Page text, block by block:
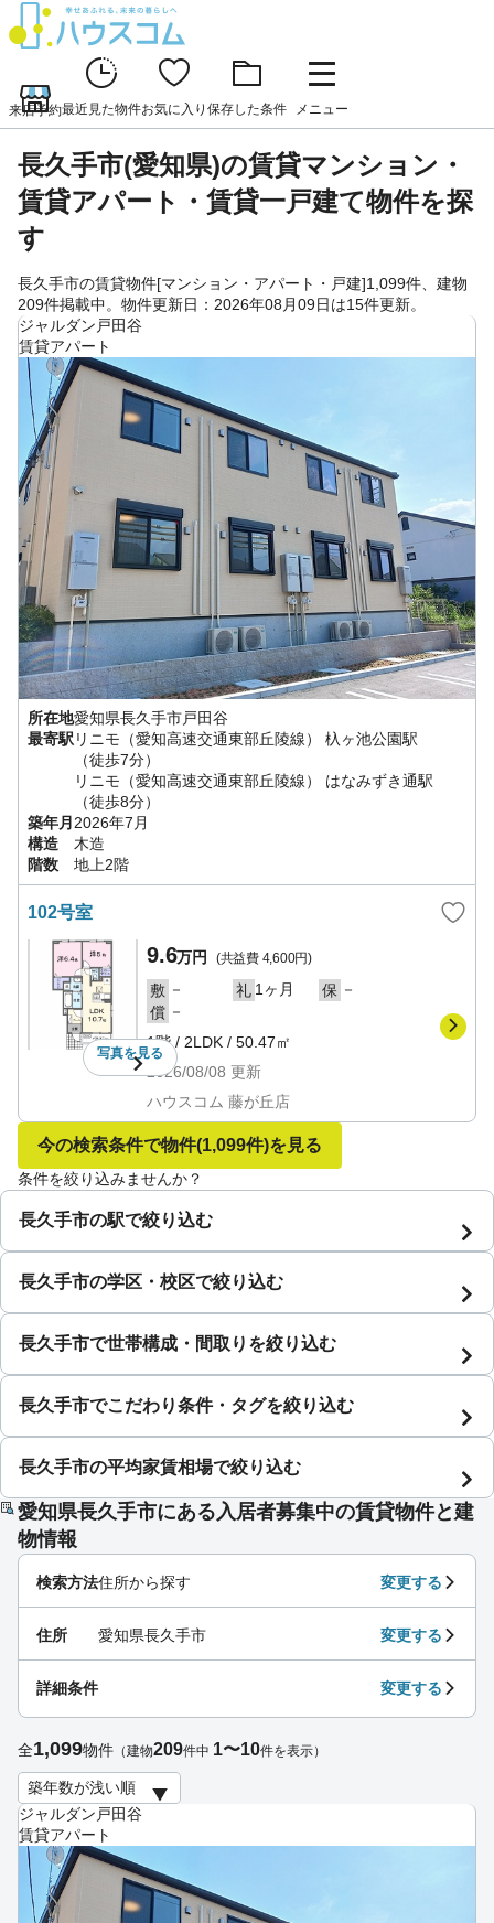
来店予約最近見た物件お気に入り 保存した条件 メニュー
長久手市(愛知県)の賃貸マンション・
賃貸アパート・賃貸一戸建て物件を探
す
長久手市の賃貸物件[マンション・アパート・戸建]1,099件、建物
209件掲載中。物件更新日：2026年08月09日は15件更新。
ジャルダン戸田谷
賃貸アパート
所在地愛知県長久手市戸田谷
最寄駅 リニモ（愛知高速交通東部丘陵線）
杁ヶ池公園駅
（徒歩7分）
リニモ（愛知高速交通東部丘陵線）
はなみずき通駅
（徒歩8分）
築年月 2026年7月
構造
木造
階数
地上2階
102号室
写真を見る
9.6万円 (共益費 4,600円)
敷 － 礼 1ヶ月 保 －
償 －
1階/ 2LDK / 50.47㎡
2026/08/08 更新
ハウスコム 藤が丘店
今の検索条件で物件(1,099件)を見る
条件を絞り込みませんか？
長久手市の駅で絞り込む
長久手市の学区・校区で絞り込む
長久手市で世帯構成・間取りを絞り込む
長久手市でこだわり条件・タグを絞り込む
長久手市の平均家賃相場で絞り込む
愛知県長久手市にある入居者募集中の賃貸物件と建
物情報
ジャルダン戸田谷
賃貸アパート
検索方法住所から探す 変更する
住所 愛知県長久手市 変更する
詳細条件 変更する
全1,099物件 （建物209件中 1〜10件を表示）